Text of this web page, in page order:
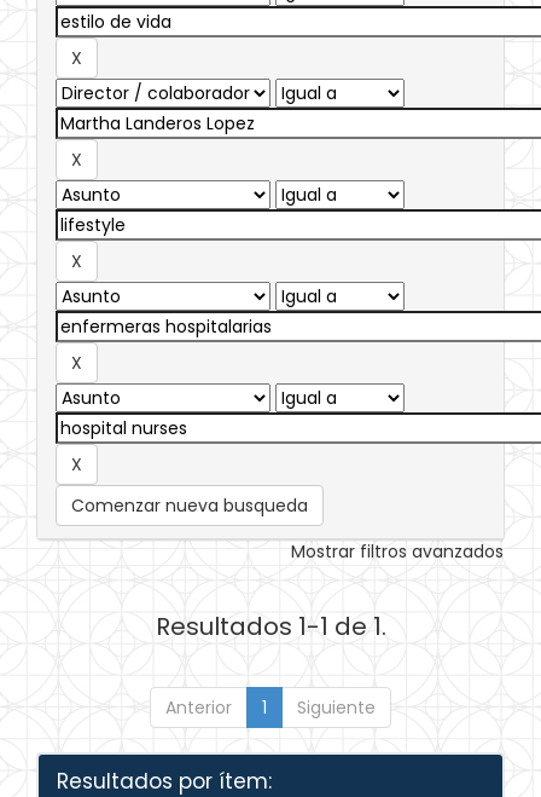
Comenzar nueva busqueda
Mostrar filtros avanzados
Resultados 1-1 de 1.
Anterior 1 Siguiente
Resultados por ítem: